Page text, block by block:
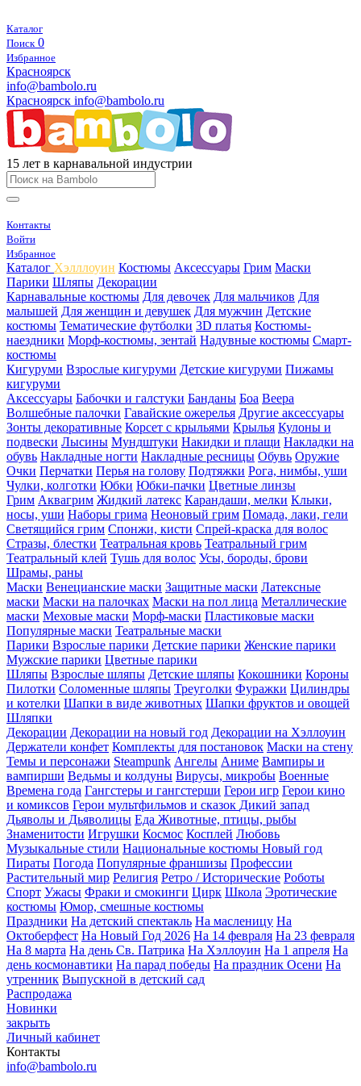
Каталог
Поиск 0
Избранное
Красноярск
info@bambolo.ru
Красноярск info@bambolo.ru
15 лет в карнавальной индустрии
Контакты
Войти
Избранное
Каталог Хэлллоуин Костюмы Аксессуары Грим Маски
Парики Шляпы Декорации
Карнавальные костюмы Для девочек Для мальчиков Для
малышей Для женщин и девушек Для мужчин Детские
костюмы Тематические футболки 3D платья Костюмы-
наездники Морф-костюмы, зентай Надувные костюмы Смарт-
костюмы
Кигуруми Взрослые кигуруми Детские кигуруми Пижамы
кигуруми
Аксессуары Бабочки и галстуки Банданы Боа Веера
Волшебные палочки Гавайские ожерелья Другие аксессуары
Зонты декоративные Корсет с крыльями Крылья Кулоны и
подвески Лысины Мундштуки Накидки и плащи Накладки на
обувь Накладные ногти Накладные ресницы Обувь Оружие
Очки Перчатки Перья на голову Подтяжки Рога, нимбы, уши
Чулки, колготки Юбки Юбки-пачки Цветные линзы
Грим Аквагрим Жидкий латекс Карандаши, мелки Клыки,
носы, уши Наборы грима Неоновый грим Помада, лаки, гели
Светящийся грим Спонжи, кисти Спрей-краска для волос
Стразы, блестки Театральная кровь Театральный грим
Театральный клей Тушь для волос Усы, бороды, брови
Шрамы, раны
Маски Венецианские маски Защитные маски Латексные
маски Маски на палочках Маски на пол лица Металлические
маски Меховые маски Морф-маски Пластиковые маски
Популярные маски Театральные маски
Парики Взрослые парики Детские парики Женские парики
Мужские парики Цветные парики
Шляпы Взрослые шляпы Детские шляпы Кокошники Короны
Пилотки Соломенные шляпы Треуголки Фуражки Цилиндры
и котелки Шапки в виде животных Шапки фруктов и овощей
Шляпки
Декорации Декорации на новый год Декорации на Хэллоуин
Держатели конфет Комплекты для постановок Маски на стену
Темы и персонажи Steampunk Ангелы Аниме Вампиры и
вампирши Ведьмы и колдуны Вирусы, микробы Военные
Времена года Гангстеры и гангстерши Герои игр Герои кино
и комиксов Герои мультфильмов и сказок Дикий запад
Дьяволы и Дьяволицы Еда Животные, птицы, рыбы
Знаменитости Игрушки Космос Косплей Любовь
Музыкальные стили Национальные костюмы Новый год
Пираты Погода Популярные франшизы Профессии
Растительный мир Религия Ретро / Исторические Роботы
Спорт Ужасы Фраки и смокинги Цирк Школа Эротические
костюмы Юмор, смешные костюмы
Праздники На детский спектакль На масленицу На
Октоберфест На Новый Год 2026 На 14 февраля На 23 февраля
На 8 марта На день Св. Патрика На Хэллоуин На 1 апреля На
день космонавтики На парад победы На праздник Осени На
утренник Выпускной в детский сад
Распродажа
Новинки
закрыть
Личный кабинет
Контакты
info@bambolo.ru